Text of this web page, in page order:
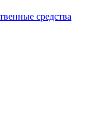
средства